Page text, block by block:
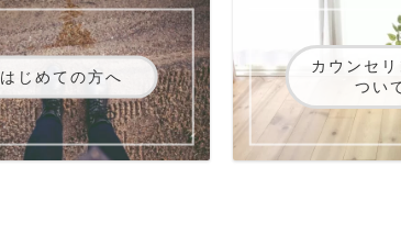
はじめての方へ
カウンセ
つい